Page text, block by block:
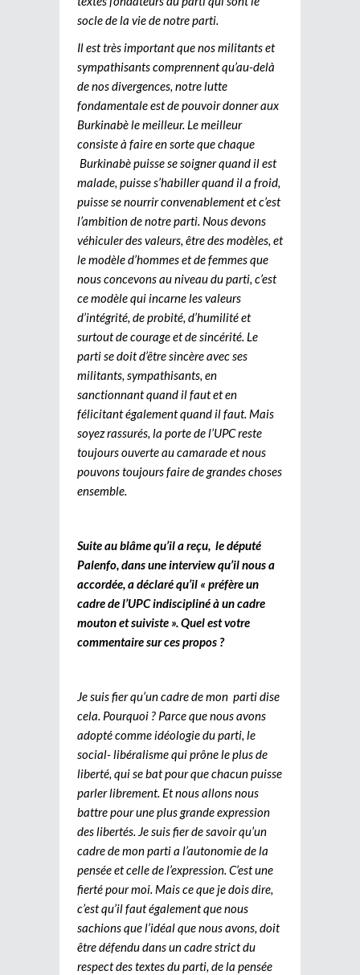
socle de la vie de notre parti.
Il est très important que nos militants et
sympathisants comprennent qu’au-delà
de nos divergences, notre lutte
fondamentale est de pouvoir donner aux
Burkinabè le meilleur. Le meilleur
consiste à faire en sorte que chaque
Burkinabè puisse se soigner quand il est
malade, puisse s’habiller quand il a froid,
puisse se nourrir convenablement et c’est
l’ambition de notre parti. Nous devons
véhiculer des valeurs, être des modèles, et
le modèle d’hommes et de femmes que
nous concevons au niveau du parti, c’est
ce modèle qui incarne les valeurs
d’intégrité, de probité, d’humilité et
surtout de courage et de sincérité. Le
parti se doit d’être sincère avec ses
militants, sympathisants, en
sanctionnant quand il faut et en
félicitant également quand il faut. Mais
soyez rassurés, la porte de l’UPC reste
toujours ouverte au camarade et nous
pouvons toujours faire de grandes choses
ensemble.
Suite au blâme qu’il a reçu, le député
Palenfo, dans une interview qu’il nous a
accordée, a déclaré qu’il « préfère un
cadre de l’UPC indiscipliné à un cadre
mouton et suiviste ». Quel est votre
commentaire sur ces propos ?
Je suis fier qu’un cadre de mon parti dise
cela. Pourquoi ? Parce que nous avons
adopté comme idéologie du parti, le
social- libéralisme qui prône le plus de
liberté, qui se bat pour que chacun puisse
parler librement. Et nous allons nous
battre pour une plus grande expression
des libertés. Je suis fier de savoir qu’un
cadre de mon parti a l’autonomie de la
pensée et celle de l’expression. C’est une
fierté pour moi. Mais ce que je dois dire,
c’est qu’il faut également que nous
sachions que l’idéal que nous avons, doit
être défendu dans un cadre strict du
respect des textes du parti, de la pensée